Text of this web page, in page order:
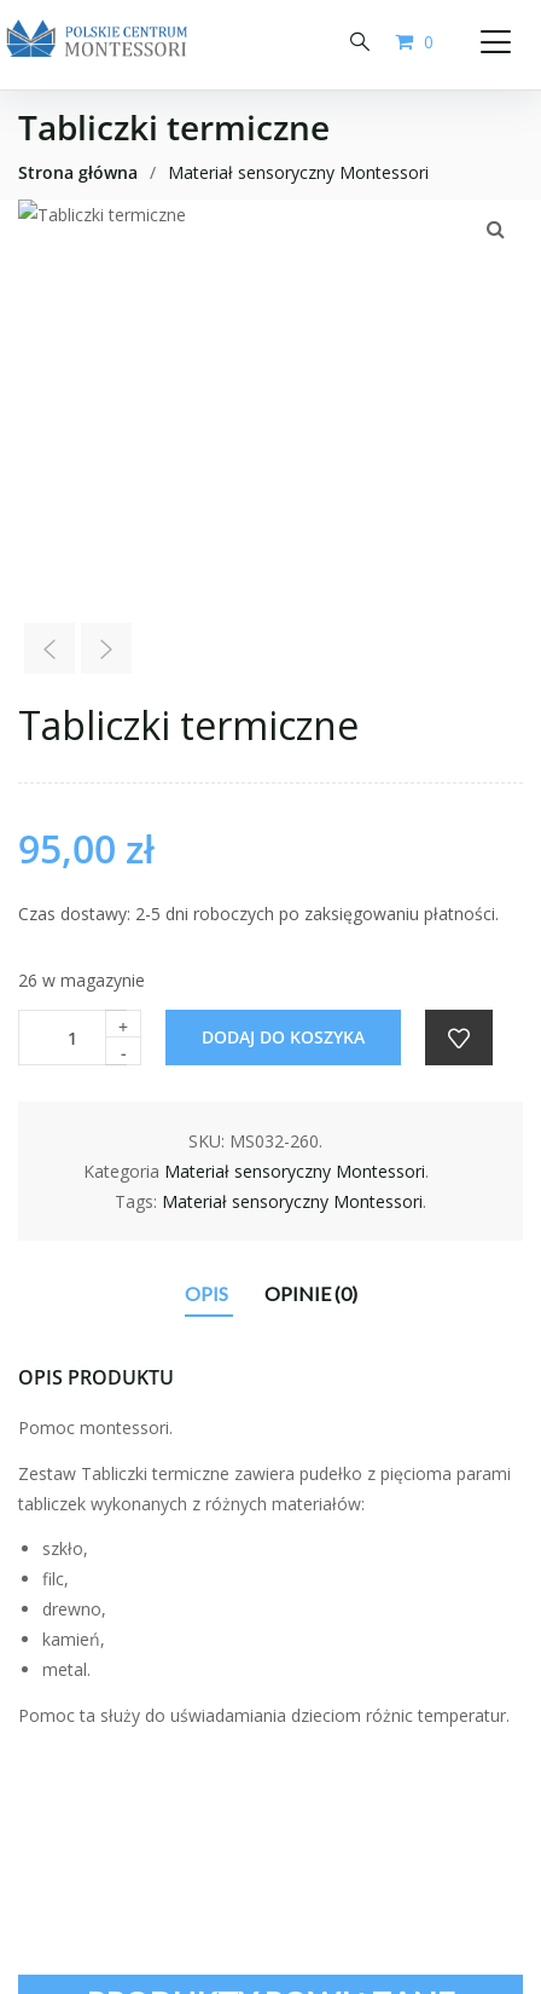
0
Tabliczki termiczne
Strona główna / Materiał sensoryczny Montessori
Tabliczki termiczne
95,00 zł
Czas dostawy: 2-5 dni roboczych po zaksięgowaniu płatności.
26 w magazynie
+
-
DODAJ DO KOSZYKA
SKU: MS032-260.
Kategoria Materiał sensoryczny Montessori.
Tags: Materiał sensoryczny Montessori.
OPIS OPINIE (0)
OPIS PRODUKTU
Pomoc montessori.
Zestaw Tabliczki termiczne zawiera pudełko z pięcioma parami
tabliczek wykonanych z różnych materiałów:
szkło,
filc,
drewno,
kamień,
metal.
Pomoc ta służy do uświadamiania dzieciom różnic temperatur.